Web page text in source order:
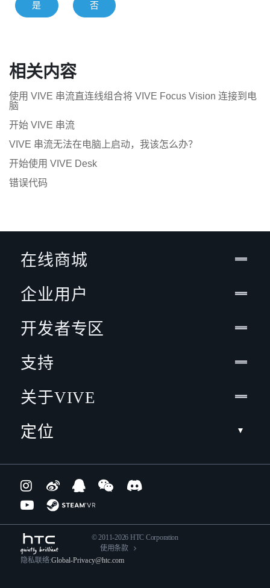
是 否
相关内容
使用 VIVE 串流直连线组合将 VIVE Focus Vision 连接到电
脑
开始 VIVE 串流
VIVE 串流无法在电脑上启动，我该怎么办？
开始使用 VIVE Desk
错误代码
在线商城
企业用户
开发者专区
支持
关于VIVE
定位
© 2011-2026 HTC Corporation
使用条款
隐私联络:Global-Privacy@htc.com